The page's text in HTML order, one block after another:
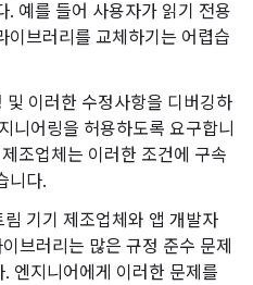
. 예를 들어 사용자가 읽기 전용
이브러리를 교체하기는 어렵습
및 이러한 수정사항을 디버깅하
니어링을 허용하도록 요구합니
조업체는 이러한 조건에 구속
니다.
기기 제조업체와 앱 개발자
브러리는 많은 규정 준수 문제
엔지니어에게 이러한 문제를